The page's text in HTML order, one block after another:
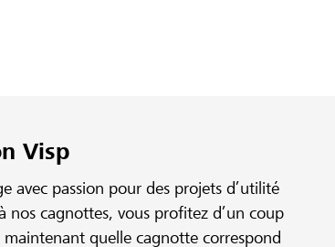
Visp
avec passion pour des projets d’utilité
nos cagnottes, vous profitez d’un coup
quelle cagnotte correspond